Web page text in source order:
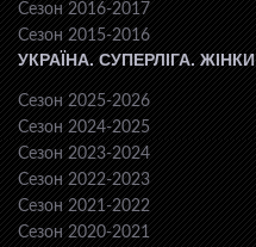
Сезон 2016-2017
Сезон 2015-2016
УКРАЇНА. СУПЕРЛІГА. ЖІНКИ
Сезон 2025-2026
Сезон 2024-2025
Сезон 2023-2024
Сезон 2022-2023
Сезон 2021-2022
Сезон 2020-2021